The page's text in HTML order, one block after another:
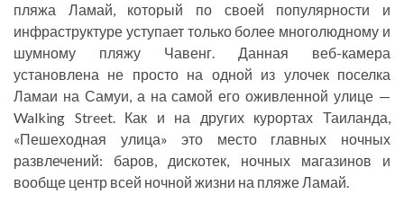
пляжа Ламай, который по своей популярности и
инфраструктуре уступает только более многолюдному и
шумному пляжу Чавенг. Данная веб-камера
установлена не просто на одной из улочек поселка
Ламаи на Самуи, а на самой его оживленной улице —
Walking Street. Как и на других курортах Таиланда,
«Пешеходная улица» это место главных ночных
развлечений: баров, дискотек, ночных магазинов и
вообще центр всей ночной жизни на пляже Ламай.